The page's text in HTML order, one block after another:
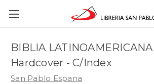
BIBLIA
Hardcover - C/Index
San Pablo Espana